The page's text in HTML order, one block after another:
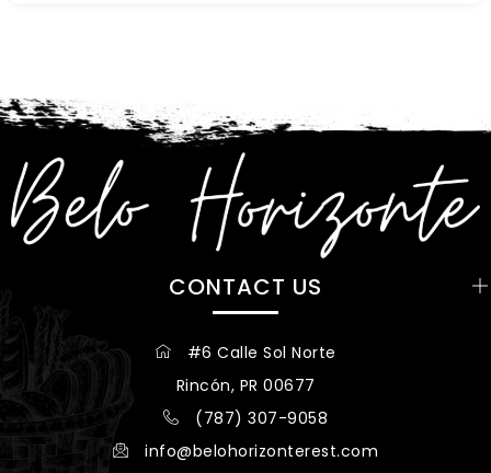
CONTACT US
#6 Calle Sol Norte
Rincón, PR 00677
(787) 307-9058
info@belohorizonterest.com